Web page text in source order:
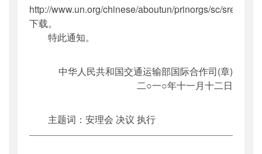
http://www.un.org/chinese/aboutun/prinorgs/sc/sres/
下载。
特此通知。
中华人民共和国交通运输部国际合作司(章)
二○一○年十一月十二日
主题词：安理会 决议 执行